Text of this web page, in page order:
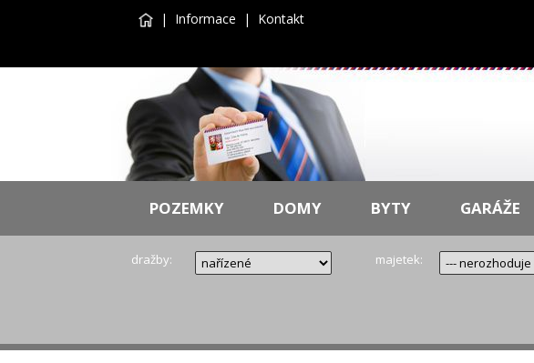
| Informace | Kontakt
POZEMKY DOMY BYTY GARÁŽE
dražby: majetek: